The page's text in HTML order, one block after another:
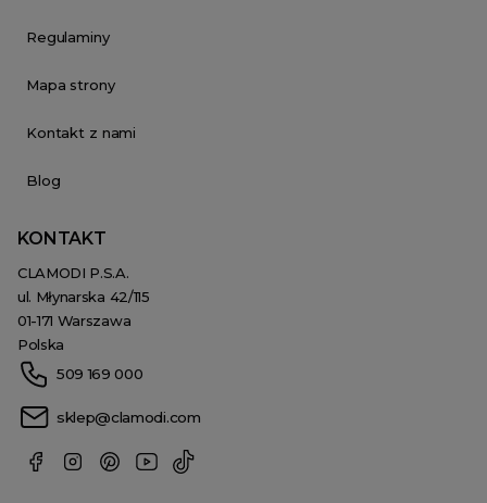
Regulaminy
Mapa strony
Kontakt z nami
Blog
KONTAKT
CLAMODI P.S.A.
ul. Młynarska 42/115
01-171 Warszawa
Polska
509 169 000
sklep@clamodi.com